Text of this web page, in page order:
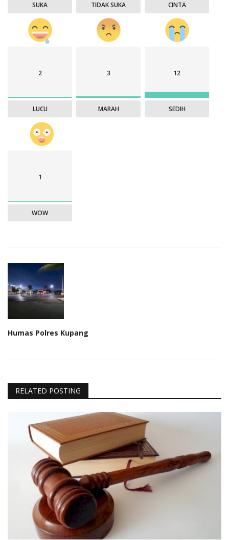
SUKA TIDAK SUKA CINTA
2
LUCU
3
MARAH
12
SEDIH
1
WOW
Humas Polres Kupang
RELATED POSTING